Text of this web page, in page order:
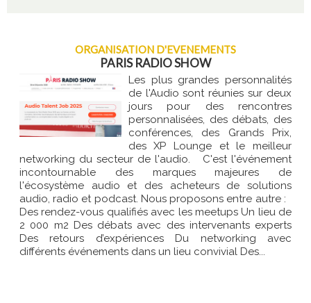
ORGANISATION D'EVENEMENTS
PARIS RADIO SHOW
Les plus grandes personnalités
de l'Audio sont réunies sur deux
jours pour des rencontres
personnalisées, des débats, des
conférences, des Grands Prix,
des XP Lounge et le meilleur
networking du secteur de l'audio. C'est l'événement
incontournable des marques majeures de
l'écosystème audio et des acheteurs de solutions
audio, radio et podcast. Nous proposons entre autre :
Des rendez-vous qualifiés avec les meetups Un lieu de
2 000 m2 Des débats avec des intervenants experts
Des retours d’expériences Du networking avec
différents événements dans un lieu convivial Des...